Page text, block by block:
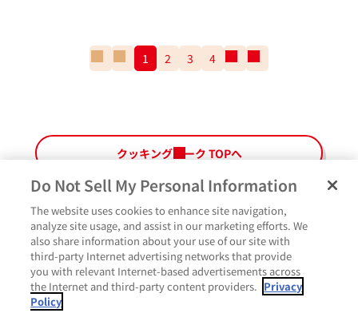
一
番
ー
ジ
前
の
1 2 3 4
次
の
一
番
ー
いいね
クッキングパーク TOPへ
ペ
ー
ジ
最
上
部
よくあるご質問 ご利用規約Glicoメンバーズ会員規約プライバシーポリシー
サイトマップお問い合わせCookie設定Glicoホームページ
Do Not Sell My Personal Information
The website uses cookies to enhance site navigation,
analyze site usage, and assist in our marketing efforts. We
also share information about your use of our site with
third-party Internet advertising networks that provide
you with relevant Internet-based advertisements across
the Internet and third-party content providers. Privacy
Policy